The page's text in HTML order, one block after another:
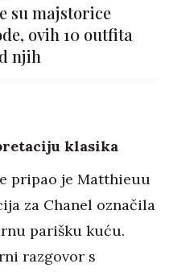
su majstorice
ovih 10 outfita
njih
klasika
pripao je Matthieuu
za Chanel označila
parišku kuću.
razgovor s